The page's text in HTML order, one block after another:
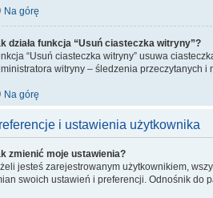
Na górę
działa funkcja “Usuń ciasteczka witryny”?
“Usuń ciasteczka witryny” usuwa
witryny – śledzenia przeczytanych
Na górę
i ustawienia użytkownika
zmienić moje ustawienia?
jesteś zarejestrowanym użytkownikiem,
swoich ustawień i preferencji. Odnośnik do